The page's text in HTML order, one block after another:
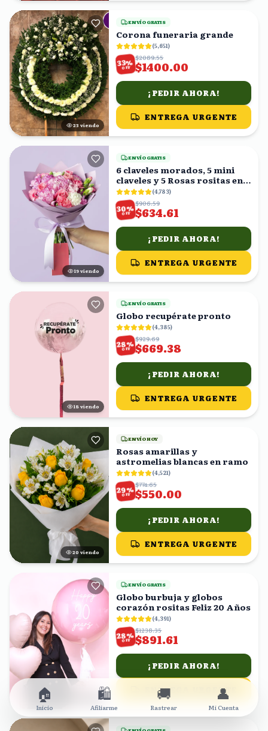
22 viendo
ENVÍO GRATIS
Corona funeraria grande
(5,651)
33%
OFF
$2089.55
$1400.00
¡PEDIR AHORA!
ENTREGA URGENTE
19 viendo
ENVÍO GRATIS
6 claveles morados, 5 mini
claveles y 5 Rosas rositas en
ramo
(4,783)
30%
OFF
$906.59
$634.61
¡PEDIR AHORA!
ENTREGA URGENTE
17 viendo
ENVÍO GRATIS
Globo recupérate pronto
(4,385)
28%
OFF
$929.69
$669.38
¡PEDIR AHORA!
ENTREGA URGENTE
20 viendo
ENVÍO HOY
Rosas amarillas y
astromelias blancas en ramo
(4,521)
29%
OFF
$774.65
$550.00
¡PEDIR AHORA!
ENTREGA URGENTE
ENVÍO GRATIS
Globo burbuja y globos
corazón rositas Feliz 20 Años
(4,391)
28%
OFF
$1238.35
$891.61
¡PEDIR AHORA!
ENTREGA URGENTE
🏠
Inicio
🛍️
Afiliarme
🚚
Rastrear
👤
Mi Cuenta